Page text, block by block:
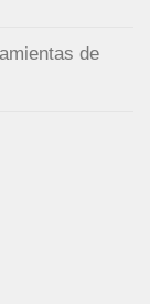
de